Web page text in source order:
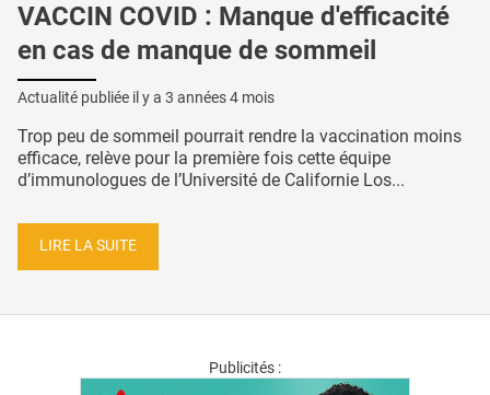
VACCIN COVID : Manque d'efficacité
en cas de manque de sommeil
Actualité publiée il y a 3 années 4 mois
Trop peu de sommeil pourrait rendre la vaccination moins
efficace, relève pour la première fois cette équipe
d’immunologues de l’Université de Californie Los...
LIRE LA SUITE
Publicités :